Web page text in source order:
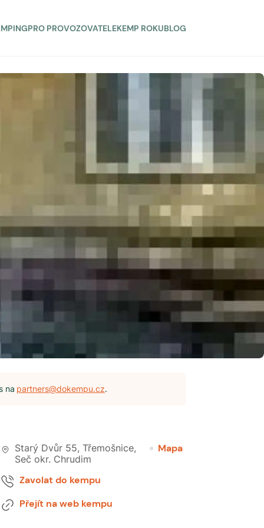
PRO PROVOZOVATELEKEMP ROKUBLOG
na partners@dokempu.cz.
Starý Dvůr 55, Třemošnice,
Seč okr. Chrudim
Mapa
Zavolat do kempu
Přejít na web kempu